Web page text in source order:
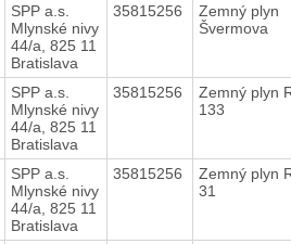
SPP a.s.
Mlynské nivy
44/a, 825 11
Bratislava
35815256
Zemný plyn
Švermova
SPP a.s.
Mlynské nivy
44/a, 825 11
Bratislava
35815256
Zemný plyn
133
SPP a.s.
Mlynské nivy
44/a, 825 11
Bratislava
35815256
Zemný plyn
31